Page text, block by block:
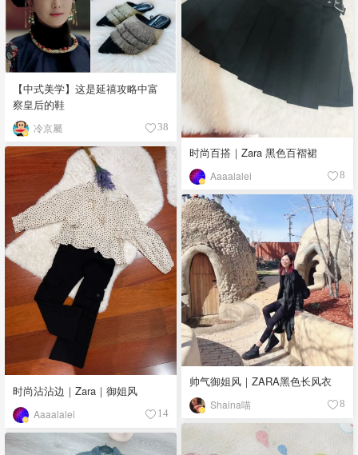
时尚百搭｜Zara 黑色百褶裙
Aaaalalei 8
【中式美学】这是延禧攻略中富
察皇后的鞋
冷京屬 38
时尚沾沾边｜Zara｜御姐风
Aaaalalei 14
帅气御姐风｜ZARA黑色长风衣
Shaina喵 8